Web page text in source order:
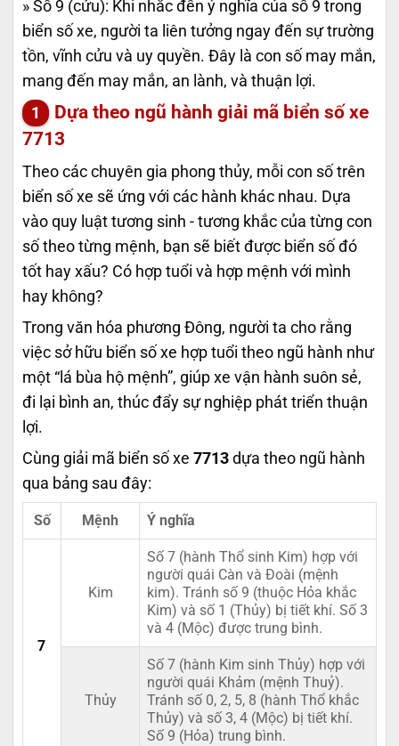
» Số 9 (cửu): Khi nhắc đến ý nghĩa của số 9 trong
biển số xe, người ta liên tưởng ngay đến sự trường
tồn, vĩnh cửu và uy quyền. Đây là con số may mắn,
mang đến may mắn, an lành, và thuận lợi.
Dựa theo ngũ hành giải mã biển số xe
7713
Theo các chuyên gia phong thủy, mỗi con số trên
biển số xe sẽ ứng với các hành khác nhau. Dựa
vào quy luật tương sinh - tương khắc của từng con
số theo từng mệnh, bạn sẽ biết được biển số đó
tốt hay xấu? Có hợp tuổi và hợp mệnh với mình
hay không?
Trong văn hóa phương Đông, người ta cho rằng
việc sở hữu biển số xe hợp tuổi theo ngũ hành như
một “lá bùa hộ mệnh”, giúp xe vận hành suôn sẻ,
đi lại bình an, thúc đẩy sự nghiệp phát triển thuận
lợi.
Cùng giải mã biển số xe 7713 dựa theo ngũ hành
qua bảng sau đây:
Số Mệnh Ý nghĩa
7
Kim
Số 7 (hành Thổ sinh Kim) hợp với
người quái Càn và Đoài (mệnh
kim). Tránh số 9 (thuộc Hỏa khắc
Kim) và số 1 (Thủy) bị tiết khí. Số 3
và 4 (Mộc) được trung bình.
Thủy
Số 7 (hành Kim sinh Thủy) hợp với
người quái Khảm (mệnh Thuỷ).
Tránh số 0, 2, 5, 8 (hành Thổ khắc
Thủy) và số 3, 4 (Mộc) bị tiết khí.
Số 9 (Hỏa) trung bình.